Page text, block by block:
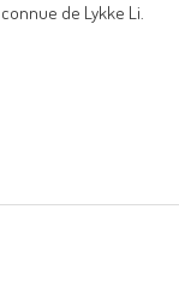
connue de Lykke Li.